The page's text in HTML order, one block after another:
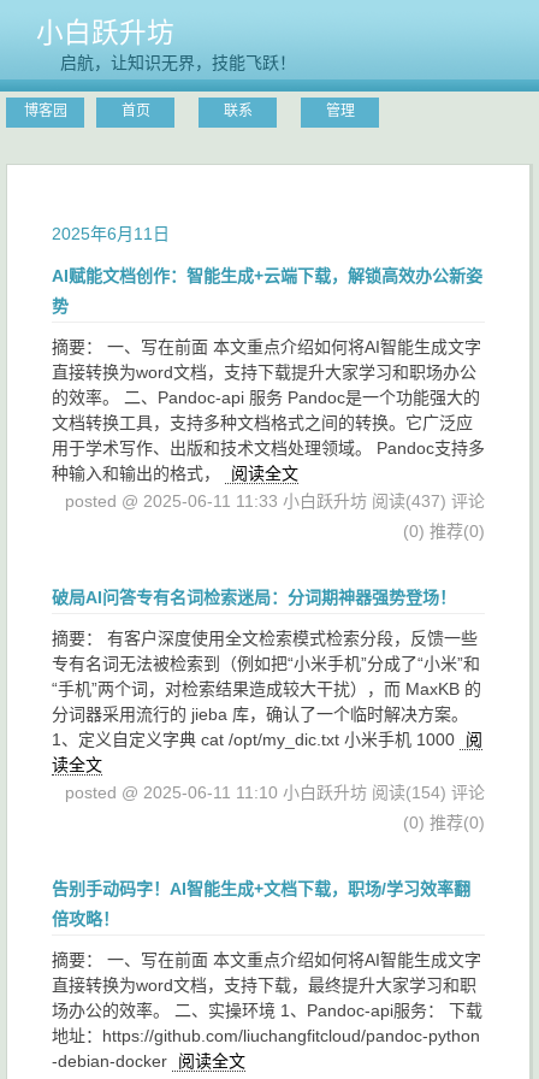
小白跃升坊
启航，让知识无界，技能飞跃！
博客园 首页 联系 管理
2025年6月11日
AI赋能文档创作：智能生成+云端下载，解锁高效办公新姿
势
摘要： 一、写在前面 本文重点介绍如何将AI智能生成文字
直接转换为word文档，支持下载提升大家学习和职场办公
的效率。 二、Pandoc-api 服务 Pandoc是一个功能强大的
文档转换工具，支持多种文档格式之间的转换。它广泛应
用于学术写作、出版和技术文档处理领域。 Pandoc支持多
种输入和输出的格式，
阅读全文
posted @ 2025-06-11 11:33 小白跃升坊 阅读(437) 评论
(0) 推荐(0)
破局AI问答专有名词检索迷局：分词期神器强势登场！
摘要： 有客户深度使用全文检索模式检索分段，反馈一些
专有名词无法被检索到（例如把“小米手机”分成了“小米”和
“手机”两个词，对检索结果造成较大干扰），而 MaxKB 的
分词器采用流行的 jieba 库，确认了一个临时解决方案。
1、定义自定义字典 cat /opt/my_dic.txt 小米手机 1000
阅
读全文
posted @ 2025-06-11 11:10 小白跃升坊 阅读(154) 评论
(0) 推荐(0)
告别手动码字！AI智能生成+文档下载，职场/学习效率翻
倍攻略！
摘要： 一、写在前面 本文重点介绍如何将AI智能生成文字
直接转换为word文档，支持下载，最终提升大家学习和职
场办公的效率。 二、实操环境 1、Pandoc-api服务： 下载
地址：https://github.com/liuchangfitcloud/pandoc-python
-debian-docker
阅读全文